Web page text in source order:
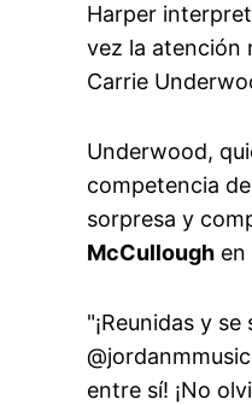
Harper
vez la atención
Carrie
Underwood,
competencia
sorpresa y
McCullough en
"¡Reunidas y
entre sí! ¡No